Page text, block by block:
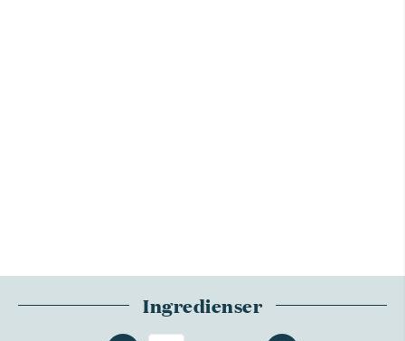
Ingredienser